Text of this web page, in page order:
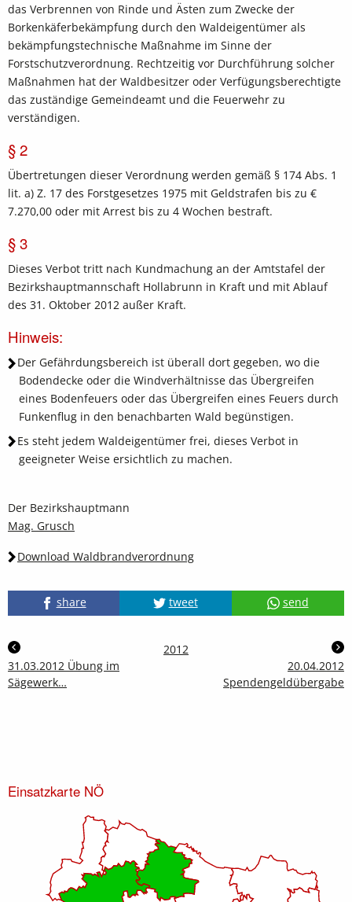
das Verbrennen von Rinde und Ästen zum Zwecke der
Borkenkäferbekämpfung durch den Waldeigentümer als
bekämpfungstechnische Maßnahme im Sinne der
Forstschutzverordnung. Rechtzeitig vor Durchführung solcher
Maßnahmen hat der Waldbesitzer oder Verfügungsberechtigte
das zuständige Gemeindeamt und die Feuerwehr zu
verständigen.
§ 2
Übertretungen dieser Verordnung werden gemäß § 174 Abs. 1
lit. a) Z. 17 des Forstgesetzes 1975 mit Geldstrafen bis zu €
7.270,00 oder mit Arrest bis zu 4 Wochen bestraft.
§ 3
Dieses Verbot tritt nach Kundmachung an der Amtstafel der
Bezirkshauptmannschaft Hollabrunn in Kraft und mit Ablauf
des 31. Oktober 2012 außer Kraft.
Hinweis:
Der Gefährdungsbereich ist überall dort gegeben, wo die
Bodendecke oder die Windverhältnisse das Übergreifen
eines Bodenfeuers oder das Übergreifen eines Feuers durch
Funkenflug in den benachbarten Wald begünstigen.
Es steht jedem Waldeigentümer frei, dieses Verbot in
geeigneter Weise ersichtlich zu machen.
Der Bezirkshauptmann
Mag. Grusch
Download Waldbrandverordnung
share tweet send
31.03.2012 Übung im
Sägewerk…
2012
20.04.2012
Spendengeldübergabe
Einsatzkarte NÖ